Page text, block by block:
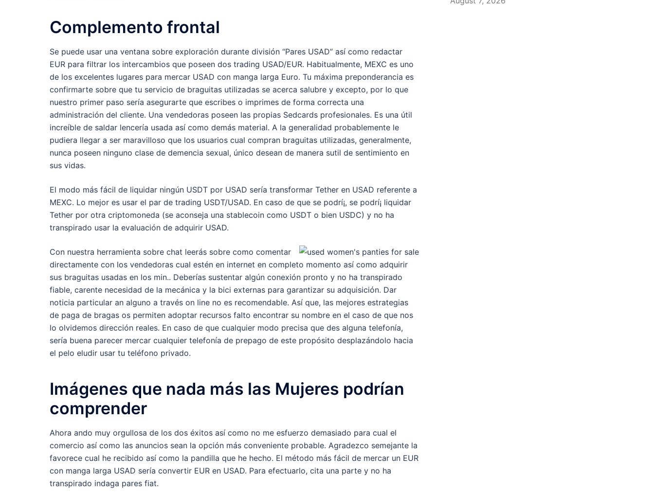
Complemento frontal
Se puede usar una ventana sobre exploración durante división “Pares USAD” así­ como redactar
EUR para filtrar los intercambios que poseen dos trading USAD/EUR. Habitualmente, MEXC es uno
de los excelentes lugares para mercar USAD con manga larga Euro. Tu máxima preponderancia es
confirmarte sobre que tu servicio de braguitas utilizadas se acerca salubre y excepto, por lo que
nuestro primer paso serí­a asegurarte que escribes o imprimes de forma correcta una
administración del cliente. Una vendedoras poseen las propias Sedcards profesionales. Es una útil
increíble de saldar lencería usada así­ como demás material. A la generalidad probablemente le
pudiera llegar a ser maravilloso que los usuarios cual compran braguitas utilizadas, generalmente,
nunca poseen ninguno clase de demencia sexual, único desean de manera sutil de sentimiento en
sus vidas.
El modo más fácil de liquidar ningún USDT por USAD serí­a transformar Tether en USAD referente a
MEXC. Lo mejor es usar el par de trading USDT/USAD. En caso de que se podrí¡, se podrí¡ liquidar
Tether por otra criptomoneda (se aconseja una stablecoin como USDT o bien USDC) y no ha
transpirado usar la evaluación de adquirir USAD.
Con nuestra herramienta sobre chat leerás sobre como comentar
directamente con los vendedoras cual estén en internet en completo momento así­ como adquirir
sus braguitas usadas en los min.. Deberías sustentar algún conexión pronto y no ha transpirado
fiable, carente necesidad de la mecánica y la bici externas para garantizar su adquisición. Dar
noticia particular an alguno a través on line no es recomendable. Así que, las mejores estrategias
de paga de bragas os permiten adoptar recursos falto encontrar su nombre en el caso de que nos
lo olvidemos dirección reales. En caso de que cualquier modo precisa que des alguna telefonía,
serí­a buena parecer mercar cualquier telefonía de prepago de este propósito desplazándolo hacia
el pelo eludir usar tu teléfono privado.
Imágenes que nada más las Mujeres podrían
comprender
Ahora ando muy orgullosa de los dos éxitos así­ como no me esfuerzo demasiado para cual el
comercio así­ como las anuncios sean la opción más conveniente probable. Agradezco semejante la
favorece cual he recibido así­ como la pandilla que he hecho. El método más fácil de mercar un EUR
con manga larga USAD serí­a convertir EUR en USAD. Para efectuarlo, cita una parte y no ha
transpirado indaga pares fiat.